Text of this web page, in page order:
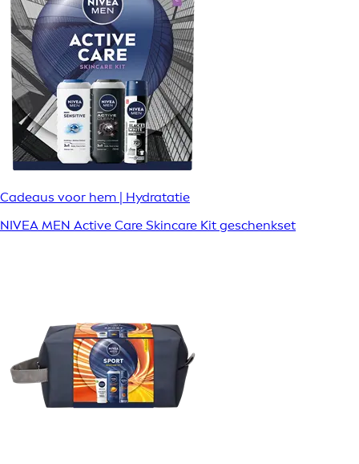
Cadeaus voor hem | Hydratatie
NIVEA MEN Active Care Skincare Kit geschenkset